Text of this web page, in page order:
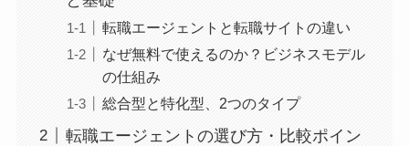
転職エージェントと転職サイトの違い
なぜ無料で使えるのか？ビジネスモデル
の仕組み
総合型と特化型、2つのタイプ
転職エージェントの選び方・比較ポイン